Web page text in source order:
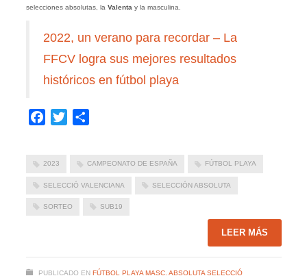
selecciones absolutas, la Valentay la masculina.
2022, un verano para recordar – La
FFCV logra sus mejores resultados
históricos en fútbol playa
Facebook
Twitter
2023 CAMPEONATO DE ESPAÑA FÚTBOL PLAYA
SELECCIÓ VALENCIANA SELECCIÓN ABSOLUTA
SORTEO SUB19
LEER MÁS
PUBLICADO EN FÚTBOL PLAYA MASC. ABSOLUTA SELECCIÓ